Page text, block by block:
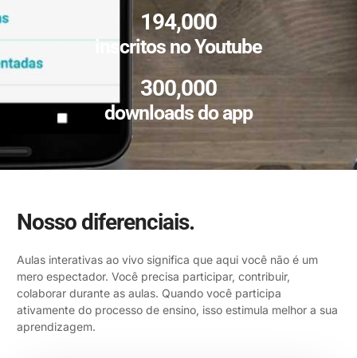
inscritos no Youtube
194,000
downloads do app
300,000
Nosso diferenciais.
Aulas interativas ao vivo significa que aqui você não é um
mero espectador. Você precisa participar, contribuir,
colaborar durante as aulas. Quando você participa
ativamente do processo de ensino, isso estimula melhor a sua
aprendizagem.